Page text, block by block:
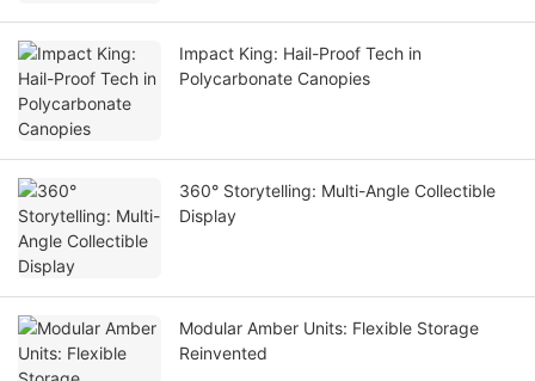
Impact King: Hail-Proof Tech in
Polycarbonate Canopies
360° Storytelling: Multi-Angle Collectible
Display
Modular Amber Units: Flexible Storage
Reinvented